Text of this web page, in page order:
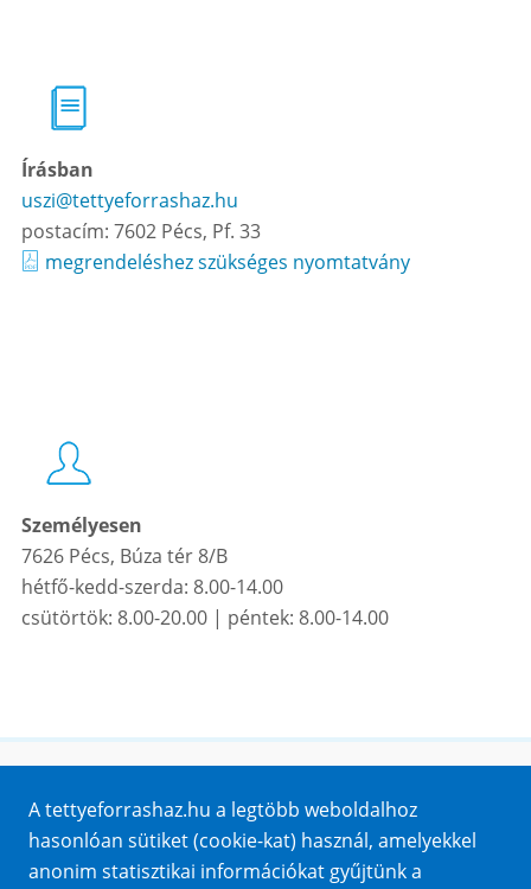
Írásban
uszi@tettyeforrashaz.hu
postacím: 7602 Pécs, Pf. 33
megrendeléshez szükséges nyomtatvány
Személyesen
7626 Pécs, Búza tér 8/B
hétfő-kedd-szerda: 8.00-14.00
csütörtök: 8.00-20.00 | péntek: 8.00-14.00
Impresszum
Sütik
Adatvédelem
A tettyeforrashaz.hu a legtöbb weboldalhoz
hasonlóan sütiket (cookie-kat) használ, amelyekkel
anonim statisztikai információkat gyűjtünk a